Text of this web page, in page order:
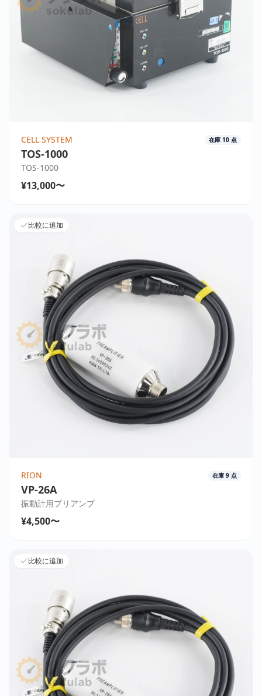
CELL SYSTEM 在庫 10 点
TOS-1000
TOS-1000
¥13,000〜
比較に追加
RION 在庫 9 点
VP-26A
振動計用プリアンプ
¥4,500〜
比較に追加